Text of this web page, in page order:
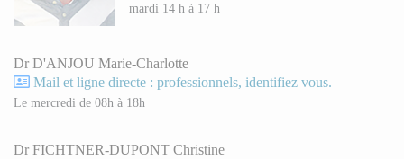
mardi 14 h à 17 h
Dr D'ANJOU Marie-Charlotte
Mail et ligne directe : professionnels, identifiez vous.
Le mercredi de 08h à 18h
Dr FICHTNER-DUPONT Christine